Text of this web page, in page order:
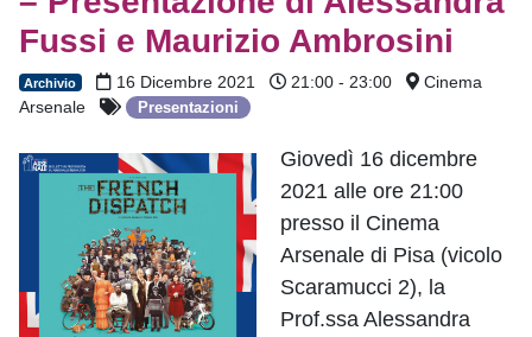
Fussi e Maurizio Ambrosini
Archivio 16 Dicembre 2021 21:00 - 23:00
Cinema
Arsenale
Presentazioni
Giovedì 16 dicembre
2021 alle ore 21:00
presso il Cinema
Arsenale di Pisa (vicolo
Scaramucci 2), la
Prof.ssa Alessandra